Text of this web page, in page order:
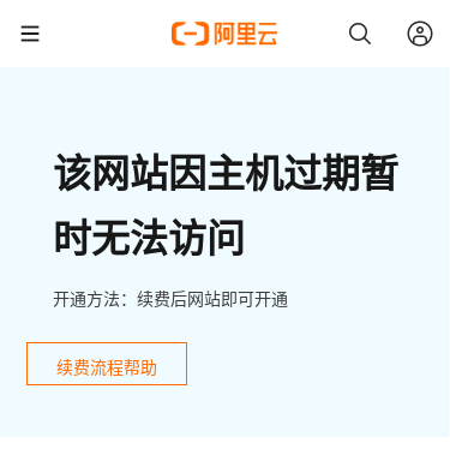
该网站因主机过期暂
时无法访问
开通方法：续费后网站即可开通
续费流程帮助